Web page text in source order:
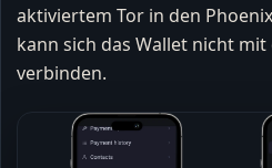
aktiviertem Tor in den
kann sich das Wallet nicht
verbinden.